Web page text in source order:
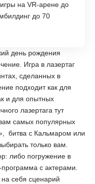
игры на VR-арене до
до 70
день рождения
Игра в лазертаг
сделанных в
подходит как для
и для опытных
лазертага тут
самых популярных
битва с Кальмаром или
только вам.
либо погружение в
с актерами.
себя сценарий